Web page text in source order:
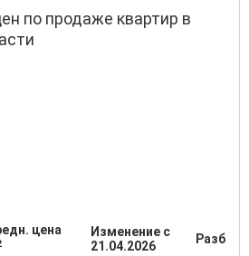
по продаже квартир в
цена
Изменение с
21.04.2026